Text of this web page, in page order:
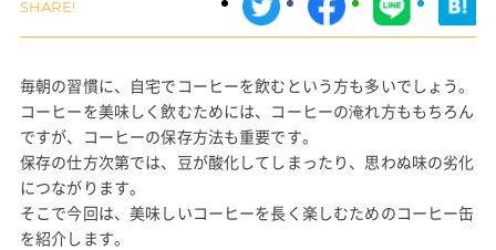
毎朝の習慣に、自宅でコーヒーを飲むという方も多いでしょう。
コーヒーを美味しく飲むためには、コーヒーの淹れ方ももちろん
ですが、コーヒーの保存方法も重要です。
保存の仕方次第では、豆が酸化してしまったり、思わぬ味の劣化
につながります。
そこで今回は、美味しいコーヒーを長く楽しむためのコーヒー缶
を紹介します。